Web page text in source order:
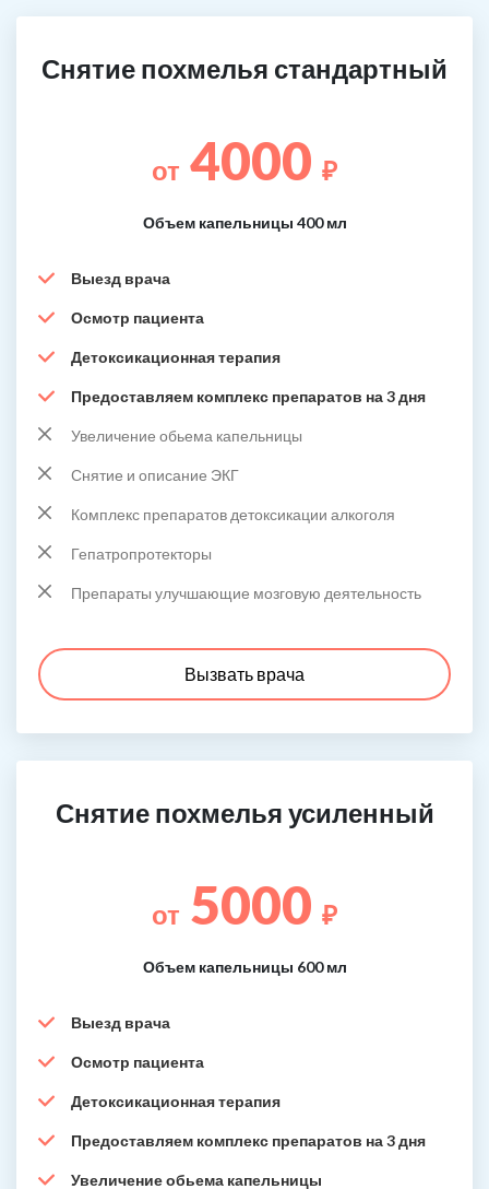
Снятие похмелья стандартный
от 4000 ₽
Объем капельницы 400 мл
Выезд врача
Осмотр пациента
Детоксикационная терапия
Предоставляем комплекс препаратов на 3 дня
Увеличение обьема капельницы
Снятие и описание ЭКГ
Комплекс препаратов детоксикации алкоголя
Гепатропротекторы
Препараты улучшающие мозговую деятельность
Вызвать врача
Снятие похмелья усиленный
от 5000 ₽
Объем капельницы 600 мл
Выезд врача
Осмотр пациента
Детоксикационная терапия
Предоставляем комплекс препаратов на 3 дня
Увеличение обьема капельницы